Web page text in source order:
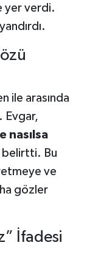
yer verdi.
ile arasında
Evgar,
nasılsa
Bu
ve
gözler
İfadesi